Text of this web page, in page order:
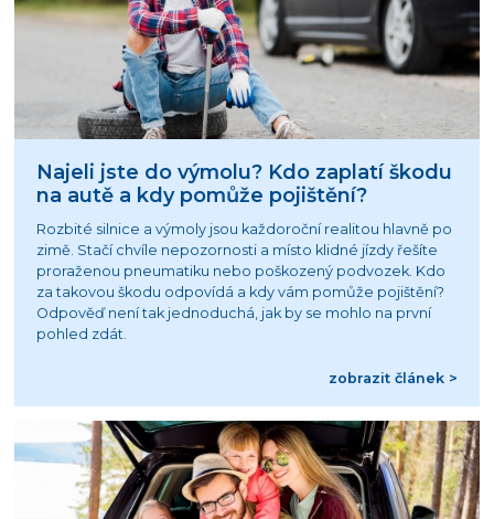
Najeli jste do výmolu? Kdo zaplatí škodu
na autě a kdy pomůže pojištění?
Rozbité silnice a výmoly jsou každoroční realitou hlavně po
zimě. Stačí chvíle nepozornosti a místo klidné jízdy řešíte
proraženou pneumatiku nebo poškozený podvozek. Kdo
za takovou škodu odpovídá a kdy vám pomůže pojištění?
Odpověď není tak jednoduchá, jak by se mohlo na první
pohled zdát.
zobrazit článek >